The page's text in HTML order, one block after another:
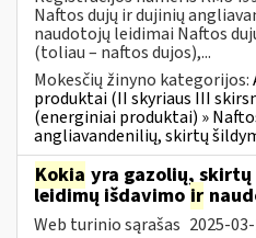
Naftos dujų ir dujinių
naudotojų leidimai Naftos
(toliau – naftos dujos),...
Mokesčių žinyno kategorijos:
produktai (II skyriaus III
(energiniai produktai) »
angliavandenilių, skirtų
Kokia yra gazolių, skirtų
leidimų išdavimo ir
Web turinio sąrašas 2025-